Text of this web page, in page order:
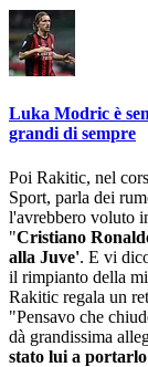
Luka Modric è
grandi di sempre
Poi Rakitic, nel
Sport, parla dei
l'avrebbero voluto
"Cristiano
alla Juve'. E vi
il rimpianto della
Rakitic regala un
"Pensavo che
dà grandissima
stato lui a